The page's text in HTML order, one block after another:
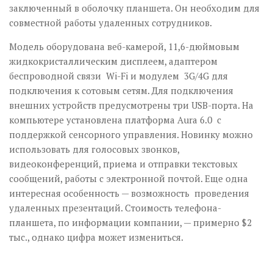
заключенный в оболочку планшета. Он необходим для
совместной работы удаленных сотрудников.
Модель оборудована веб-камерой, 11,6-дюймовым
жидкокристаллическим дисплеем, адаптером
беспроводной связи Wi-Fi и модулем 3G/4G для
подключения к сотовым сетям. Для подключения
внешних устройств предусмотрены три USB-порта. На
компьютере установлена платформа Aura 6.0 с
поддержкой сенсорного управления. Новинку можно
использовать для голосовых звонков,
видеоконференций, приема и отправки текстовых
сообщений, работы с электронной почтой. Еще одна
интересная особенность — возможность проведения
удаленных презентаций. Стоимость телефона-
планшета, по информации компании, — примерно $2
тыс., однако цифра может измениться.